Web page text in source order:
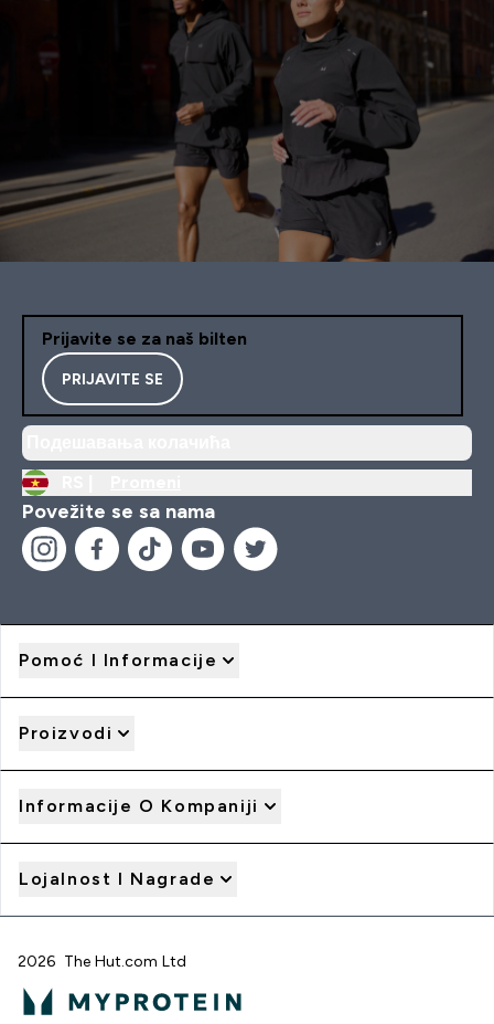
Prijavite se za naš bilten
PRIJAVITE SE
Povežite se sa nama
Pomoć I Informacije
Proizvodi
Informacije O Kompaniji
Lojalnost I Nagrade
2026 The Hut.com Ltd